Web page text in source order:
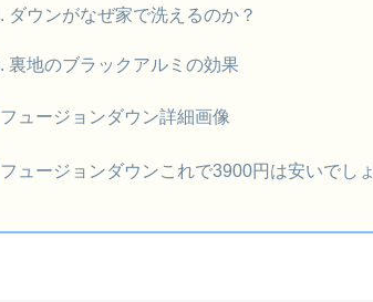
ダウンがなぜ家で洗えるのか？
裏地のブラックアルミの効果
フュージョンダウン詳細画像
フュージョンダウンこれで3900円は安いでしょ